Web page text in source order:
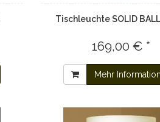
Tischleuchte SOLID
169,00 € *
Mehr